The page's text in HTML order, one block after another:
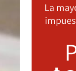
La